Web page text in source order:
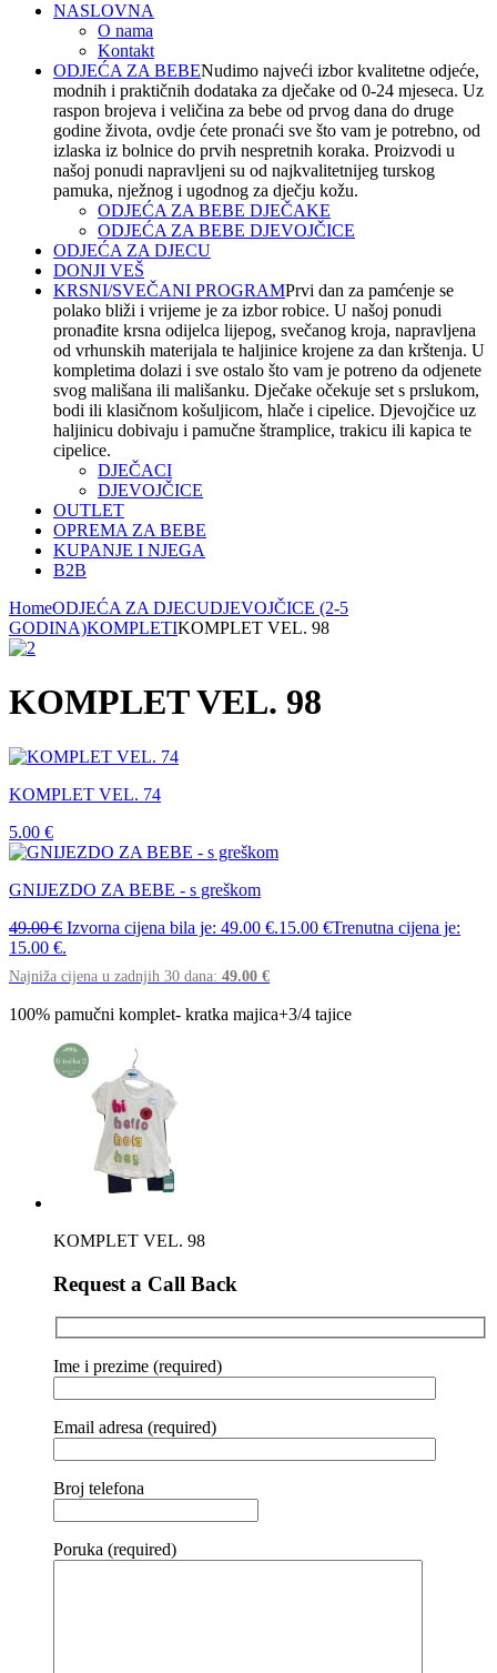
NASLOVNA
O nama
Kontakt
ODJEĆA ZA BEBENudimo najveći izbor kvalitetne odjeće,
modnih i praktičnih dodataka za dječake od 0-24 mjeseca. Uz
raspon brojeva i veličina za bebe od prvog dana do druge
godine života, ovdje ćete pronaći sve što vam je potrebno, od
izlaska iz bolnice do prvih nespretnih koraka. Proizvodi u
našoj ponudi napravljeni su od najkvalitetnijeg turskog
pamuka, nježnog i ugodnog za dječju kožu.
ODJEĆA ZA BEBE DJEČAKE
ODJEĆA ZA BEBE DJEVOJČICE
ODJEĆA ZA DJECU
DONJI VEŠ
KRSNI/SVEČANI PROGRAMPrvi dan za pamćenje se
polako bliži i vrijeme je za izbor robice. U našoj ponudi
pronađite krsna odijelca lijepog, svečanog kroja, napravljena
od vrhunskih materijala te haljinice krojene za dan krštenja. U
kompletima dolazi i sve ostalo što vam je potreno da odjenete
svog mališana ili mališanku. Dječake očekuje set s prslukom,
bodi ili klasičnom košuljicom, hlače i cipelice. Djevojčice uz
haljinicu dobivaju i pamučne štramplice, trakicu ili kapica te
cipelice.
DJEČACI
DJEVOJČICE
OUTLET
OPREMA ZA BEBE
KUPANJE I NJEGA
B2B
HomeODJEĆA ZA DJECUDJEVOJČICE (2-5
GODINA)KOMPLETIKOMPLET VEL. 98
KOMPLET VEL. 98
KOMPLET VEL. 74
5.00 €
GNIJEZDO ZA BEBE - s greškom
49.00€ Izvorna cijena bila je: 49.00 €.15.00 €Trenutna cijena je:
15.00 €.
Najniža cijena u zadnjih 30 dana: 49.00 €
100% pamučni komplet- kratka majica+3/4 tajice
KOMPLET VEL. 98
Request a Call Back
Ime i prezime (required)
Email adresa (required)
Broj telefona
Poruka (required)